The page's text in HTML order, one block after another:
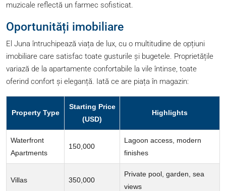
muzicale reflectă un farmec sofisticat.
Oportunități imobiliare
El Juna întruchipează viața de lux, cu o multitudine de opțiuni
imobiliare care satisfac toate gusturile și bugetele. Proprietățile
variază de la apartamente confortabile la vile întinse, toate
oferind confort și eleganță. Iată ce are piața în magazin:
Property Type
Starting Price
(USD)
Highlights
Waterfront
Apartments
150,000
Lagoon access, modern
finishes
Villas 350,000
Private pool, garden, sea
views